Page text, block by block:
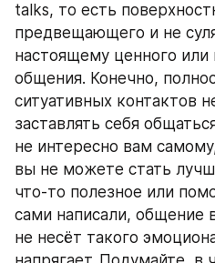
talks, то есть
предвещающего и не
настоящему ценного или
общения. Конечно,
ситуативных контактов
заставлять себя
не интересно вам
вы не можете стать
что-то полезное или
сами написали, общение
не несёт такого